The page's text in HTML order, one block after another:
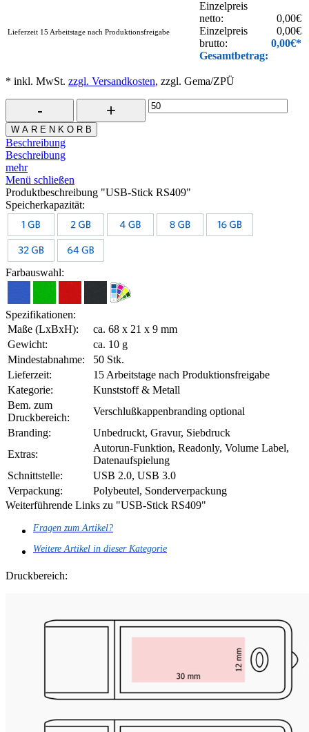
Lieferzeit 15 Arbeitstage nach Produktionsfreigabe
Einzelpreis
netto:
Einzelpreis
brutto:
Gesamtbetrag:
0,00€
0,00€
0,00€*
* inkl. MwSt. zzgl. Versandkosten, zzgl. Gema/ZPÜ
W A R E N K O R B
Beschreibung
Beschreibung
mehr
Menü schließen
Produktbeschreibung "USB-Stick RS409"
Speicherkapazität:
Farbauswahl:
Spezifikationen:
Maße (LxBxH):
ca. 68 x 21 x 9 mm
Gewicht:
ca. 10 g
Mindestabnahme:
50 Stk.
Lieferzeit:
15 Arbeitstage nach Produktionsfreigabe
Kategorie:
Kunststoff & Metall
Bem. zum
Druckbereich:
Verschlußkappenbranding optional
Branding:
Unbedruckt, Gravur, Siebdruck
Extras:
Autorun-Funktion, Readonly, Volume Label,
Datenaufspielung
Schnittstelle:
USB 2.0, USB 3.0
Verpackung:
Polybeutel, Sonderverpackung
Weiterführende Links zu "USB-Stick RS409"
Fragen zum Artikel?
Weitere Artikel in dieser Kategorie
Druckbereich: